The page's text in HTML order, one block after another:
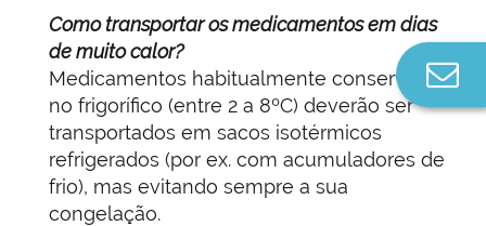
Como transportar os medicamentos em dias
de muito calor?
Medicamentos habitualmente conservados
no frigorífico (entre 2 a 8ºC) deverão ser
transportados em sacos isotérmicos
refrigerados (por ex. com acumuladores de
frio), mas evitando sempre a sua
congelação.